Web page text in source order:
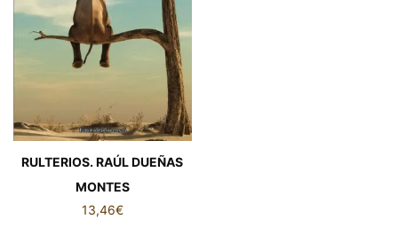
RULTERIOS. RAÚL DUEÑAS
MONTES
13,46€